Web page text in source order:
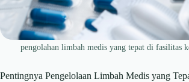
pengolahan limbah medis yang tepat di fasilitas
Pentingnya Pengelolaan Limbah Medis yang